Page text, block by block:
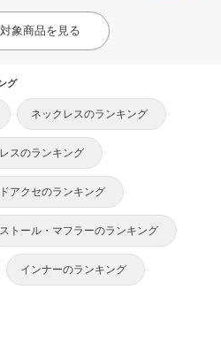
象商品を見る
グ
ネックレスのランキング
スのランキング
アクセのランキング
ストール・マフラーのランキング
インナーのランキング